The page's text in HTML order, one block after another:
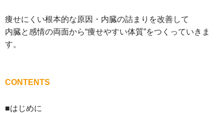
痩せにくい根本的な原因・内臓の詰まりを改善して
内臓と感情の両面から“痩せやすい体質”をつくっていきま
す。
CONTENTS
■はじめに